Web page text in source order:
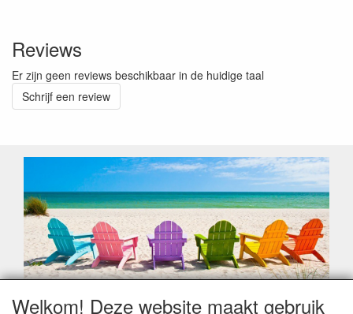
Reviews
Er zijn geen reviews beschikbaar in de huidige taal
Schrijf een review
Welkom! Deze website maakt gebruik